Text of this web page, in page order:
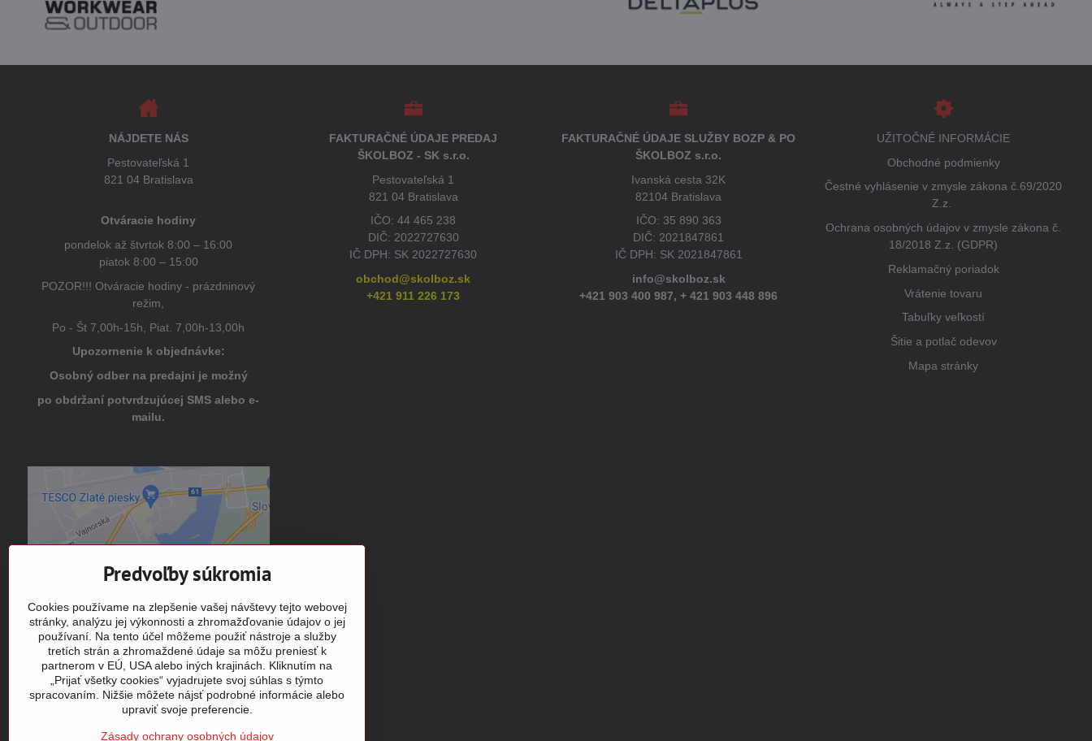
NÁJDETE NÁS
Pestovateľská 1
821 04 Bratislava
Otváracie hodiny
pondelok až štvrtok 8:00 – 16:00
piatok 8:00 – 15:00
POZOR!!! Otváracie hodiny - prázdninový
režim,
Po - Št 7,00h-15h, Piat. 7,00h-13,00h
Upozornenie k objednávke:
Osobný odber na predajni je možný
po obdržaní potvrdzujúcej SMS alebo e-
mailu.
Externý obsah je blokovaný
Voľbami súkromia
Povoliť a zapamätať - súhlas s
druhom cookie: Funkčné
Otvoriť obsah v novom okne
FAKTURAČNÉ ÚDAJE PREDAJ
ŠKOLBOZ - SK s.r.o.
Pestovateľská 1
821 04 Bratislava
IČO: 44 465 238
DIČ: 2022727630
IČ DPH: SK 2022727630
obchod@skolboz.sk
+421 911 226 173
FAKTURAČNÉ ÚDAJE SLUŽBY BOZP & PO
ŠKOLBOZ s.r.o.
Ivanská cesta 32K
82104 Bratislava
IČO: 35 890 363
DIČ: 2021847861
IČ DPH: SK 2021847861
info@skolboz.sk
+421 903 400 987,+ 421 903 448 896
UŽITOČNÉ INFORMÁCIE
Obchodné podmienky
Čestné vyhlásenie v zmysle zákona č.69/2020
Z.z.
Ochrana osobných údajov v zmysle zákona č.
18/2018 Z.z. (GDPR)
Reklamačný poriadok
Vrátenie tovaru
Tabuľky veľkostí
Šitie a potlač odevov
Mapa stránky
Predvoľby súkromia
Cookies používame na zlepšenie vašej návštevy tejto webovej
stránky, analýzu jej výkonnosti a zhromažďovanie údajov o jej
používaní. Na tento účel môžeme použiť nástroje a služby
tretích strán a zhromaždené údaje sa môžu preniesť k
partnerom v EÚ, USA alebo iných krajinách. Kliknutím na
„Prijať všetky cookies“ vyjadrujete svoj súhlas s týmto
spracovaním. Nižšie môžete nájsť podrobné informácie alebo
upraviť svoje preferencie.
Zásady ochrany osobných údajov